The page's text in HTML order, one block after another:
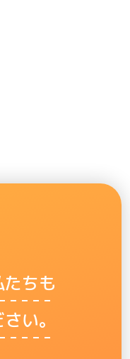
ちも
い。